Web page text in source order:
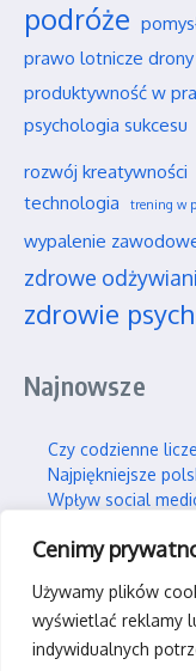
Cenimy
Używamy plików
wyświetlać reklamy
indywidualnych
podróże
prawo lotnicze drony
produktywność w
psychologia sukcesu
rozwój kreatywności
technologia trening w
wypalenie
zdrowe
zdrowie
Najnowsze
Czy codzienne
Najpiękniejsze
Wpływ social
Jak skutecznie
Kontakt